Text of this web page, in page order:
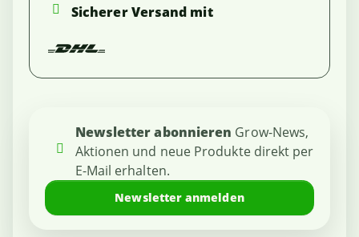
Sicherer Versand mit
Newsletter abonnieren Grow-News,
Aktionen und neue Produkte direkt per
E-Mail erhalten.
Newsletter anmelden